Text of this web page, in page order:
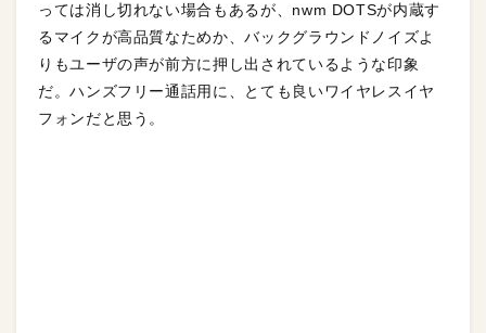
っては消し切れない場合もあるが、nwm DOTSが内蔵す
るマイクが高品質なためか、バックグラウンドノイズよ
りもユーザの声が前方に押し出されているような印象
だ。ハンズフリー通話用に、とても良いワイヤレスイヤ
フォンだと思う。